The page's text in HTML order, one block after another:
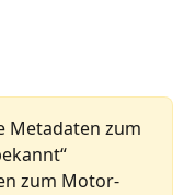
Metadaten zum
zum Motor-